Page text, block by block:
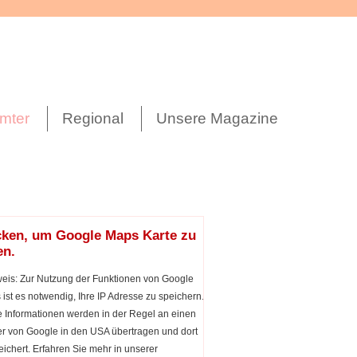
Regional Unsere Magazine
um Google Maps Karte zu
Zur Nutzung der Funktionen von Google
ist es notwendig, Ihre IP Adresse zu speichern.
Informationen werden in der Regel an einen
von Google in den USA übertragen und dort
Erfahren Sie mehr in unserer